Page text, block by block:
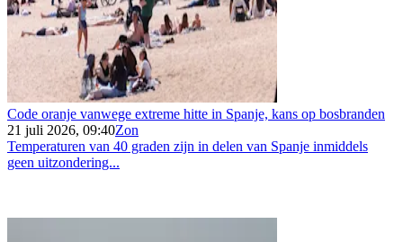
Code oranje vanwege extreme hitte in Spanje, kans op bosbranden
21 juli 2026, 09:40Zon
Temperaturen van 40 graden zijn in delen van Spanje inmiddels
geen uitzondering...